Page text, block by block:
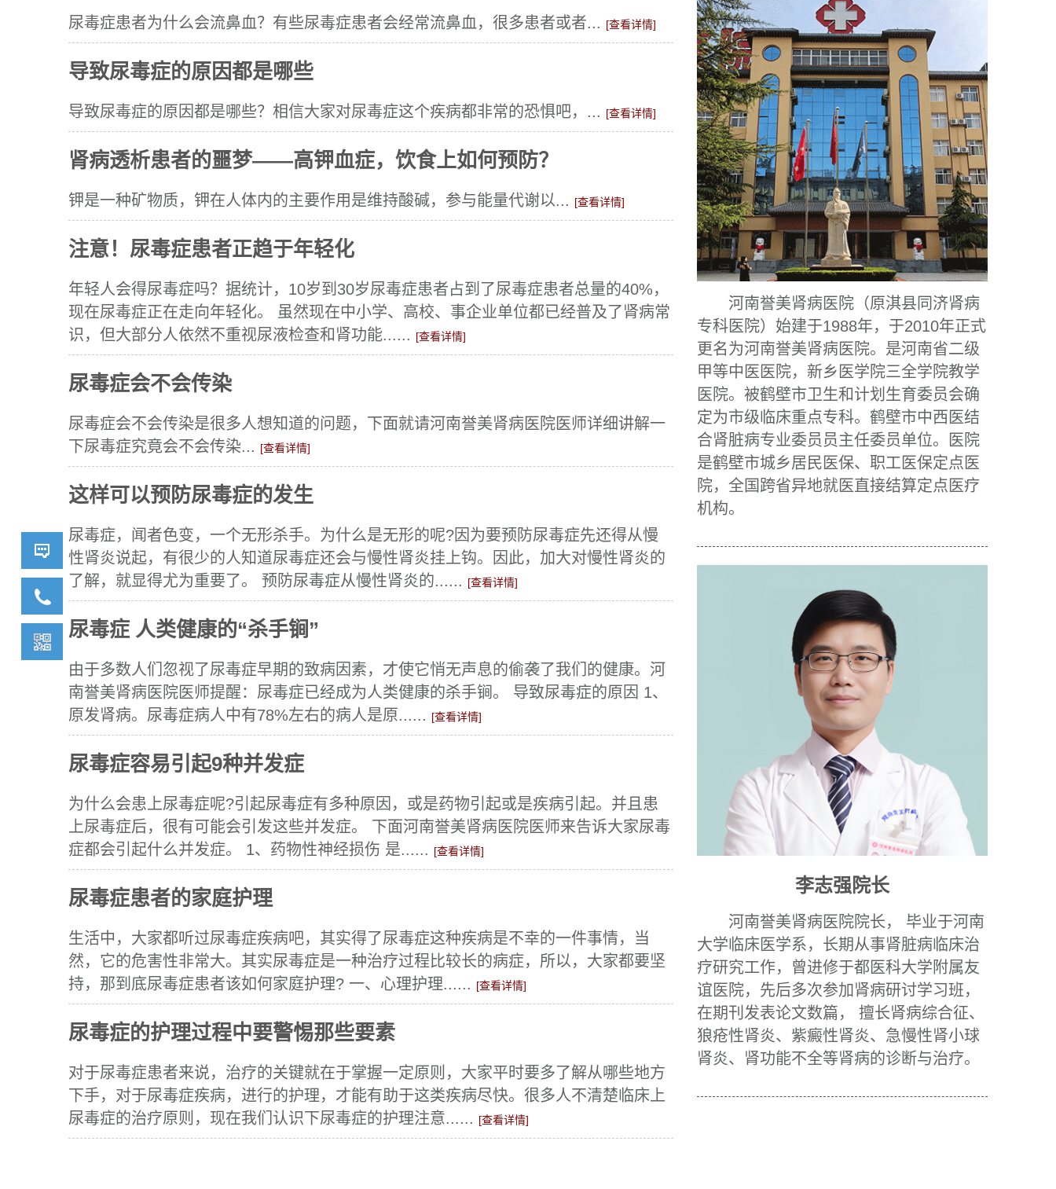
尿毒症患者为什么会流鼻血？有些尿毒症患者会经常流鼻血，很多患者或者... [查看详情]
导致尿毒症的原因都是哪些
导致尿毒症的原因都是哪些？相信大家对尿毒症这个疾病都非常的恐惧吧，... [查看详情]
肾病透析患者的噩梦——高钾血症，饮食上如何预防？
钾是一种矿物质，钾在人体内的主要作用是维持酸碱，参与能量代谢以... [查看详情]
注意！尿毒症患者正趋于年轻化
年轻人会得尿毒症吗？据统计，10岁到30岁尿毒症患者占到了尿毒症患者总量的40%，
现在尿毒症正在走向年轻化。 虽然现在中小学、高校、事企业单位都已经普及了肾病常
识，但大部分人依然不重视尿液检查和肾功能...... [查看详情]
尿毒症会不会传染
尿毒症会不会传染是很多人想知道的问题，下面就请河南誉美肾病医院医师详细讲解一
下尿毒症究竟会不会传染... [查看详情]
这样可以预防尿毒症的发生
尿毒症，闻者色变，一个无形杀手。为什么是无形的呢?因为要预防尿毒症先还得从慢
性肾炎说起，有很少的人知道尿毒症还会与慢性肾炎挂上钩。因此，加大对慢性肾炎的
了解，就显得尤为重要了。 预防尿毒症从慢性肾炎的...... [查看详情]
尿毒症 人类健康的“杀手锏”
由于多数人们忽视了尿毒症早期的致病因素，才使它悄无声息的偷袭了我们的健康。河
南誉美肾病医院医师提醒：尿毒症已经成为人类健康的杀手锏。 导致尿毒症的原因 1、
原发肾病。尿毒症病人中有78%左右的病人是原...... [查看详情]
尿毒症容易引起9种并发症
为什么会患上尿毒症呢?引起尿毒症有多种原因，或是药物引起或是疾病引起。并且患
上尿毒症后，很有可能会引发这些并发症。 下面河南誉美肾病医院医师来告诉大家尿毒
症都会引起什么并发症。 1、药物性神经损伤 是...... [查看详情]
尿毒症患者的家庭护理
生活中，大家都听过尿毒症疾病吧，其实得了尿毒症这种疾病是不幸的一件事情，当
然，它的危害性非常大。其实尿毒症是一种治疗过程比较长的病症，所以，大家都要坚
持，那到底尿毒症患者该如何家庭护理? 一、心理护理...... [查看详情]
尿毒症的护理过程中要警惕那些要素
对于尿毒症患者来说，治疗的关键就在于掌握一定原则，大家平时要多了解从哪些地方
下手，对于尿毒症疾病，进行的护理，才能有助于这类疾病尽快。很多人不清楚临床上
尿毒症的治疗原则，现在我们认识下尿毒症的护理注意...... [查看详情]
河南誉美肾病医院（原淇县同济肾病
专科医院）始建于1988年，于2010年正式
更名为河南誉美肾病医院。是河南省二级
甲等中医医院，新乡医学院三全学院教学
医院。被鹤壁市卫生和计划生育委员会确
定为市级临床重点专科。鹤壁市中西医结
合肾脏病专业委员员主任委员单位。医院
是鹤壁市城乡居民医保、职工医保定点医
院，全国跨省异地就医直接结算定点医疗
机构。
李志强院长
河南誉美肾病医院院长， 毕业于河南
大学临床医学系，长期从事肾脏病临床治
疗研究工作，曾进修于都医科大学附属友
谊医院，先后多次参加肾病研讨学习班，
在期刊发表论文数篇， 擅长肾病综合征、
狼疮性肾炎、紫癜性肾炎、急慢性肾小球
肾炎、肾功能不全等肾病的诊断与治疗。
详情咨
询我们
400-